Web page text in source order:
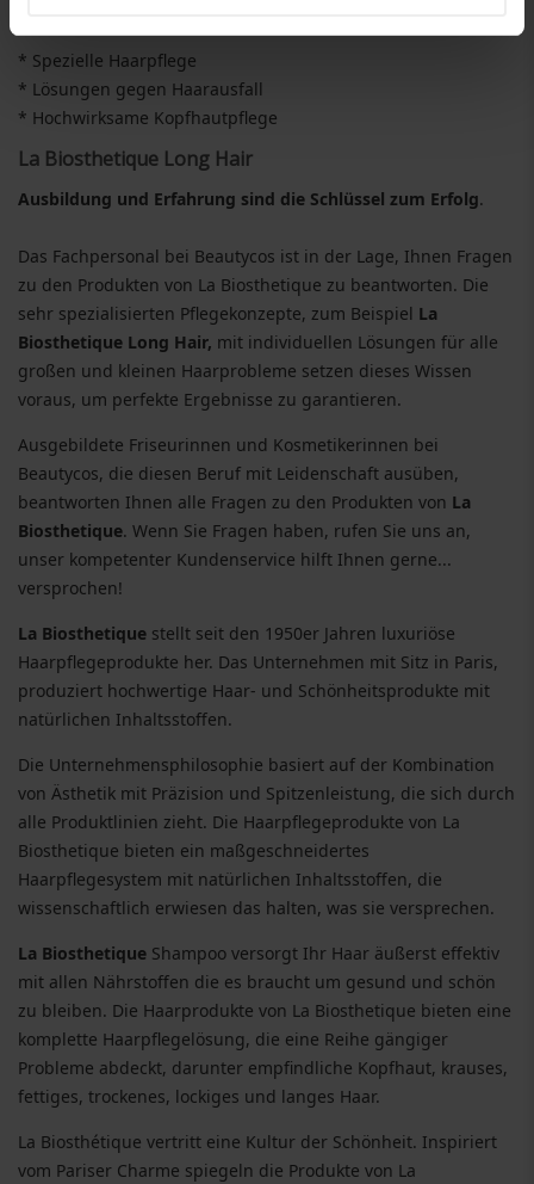
* Spezielle Haarpflege
* Lösungen gegen Haarausfall
* Hochwirksame Kopfhautpflege
La Biosthetique Long Hair
Ausbildung und Erfahrung sind die Schlüssel zum Erfolg.
Das Fachpersonal bei Beautycos ist in der Lage, Ihnen Fragen
zu den Produkten von La Biosthetique zu beantworten. Die
sehr spezialisierten Pflegekonzepte, zum Beispiel La
Biosthetique Long Hair, mit individuellen Lösungen für alle
großen und kleinen Haarprobleme setzen dieses Wissen
voraus, um perfekte Ergebnisse zu garantieren.
Ausgebildete Friseurinnen und Kosmetikerinnen bei
Beautycos, die diesen Beruf mit Leidenschaft ausüben,
beantworten Ihnen alle Fragen zu den Produkten von La
Biosthetique. Wenn Sie Fragen haben, rufen Sie uns an,
unser kompetenter Kundenservice hilft Ihnen gerne...
versprochen!
La Biosthetique stellt seit den 1950er Jahren luxuriöse
Haarpflegeprodukte her. Das Unternehmen mit Sitz in Paris,
produziert hochwertige Haar- und Schönheitsprodukte mit
natürlichen Inhaltsstoffen.
Die Unternehmensphilosophie basiert auf der Kombination
von Ästhetik mit Präzision und Spitzenleistung, die sich durch
alle Produktlinien zieht. Die Haarpflegeprodukte von La
Biosthetique bieten ein maßgeschneidertes
Haarpflegesystem mit natürlichen Inhaltsstoffen, die
wissenschaftlich erwiesen das halten, was sie versprechen.
La Biosthetique Shampoo versorgt Ihr Haar äußerst effektiv
mit allen Nährstoffen die es braucht um gesund und schön
zu bleiben. Die Haarprodukte von La Biosthetique bieten eine
komplette Haarpflegelösung, die eine Reihe gängiger
Probleme abdeckt, darunter empfindliche Kopfhaut, krauses,
fettiges, trockenes, lockiges und langes Haar.
La Biosthétique vertritt eine Kultur der Schönheit. Inspiriert
vom Pariser Charme spiegeln die Produkte von La